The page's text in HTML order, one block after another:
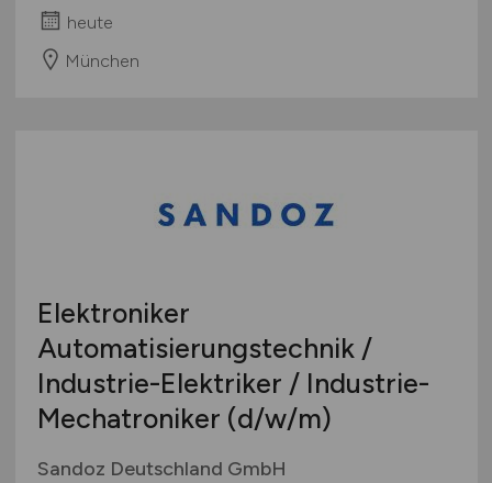
heute
München
Elektroniker
Automatisierungstechnik /
Industrie-Elektriker / Industrie-
Mechatroniker (d/w/m)
Sandoz Deutschland GmbH